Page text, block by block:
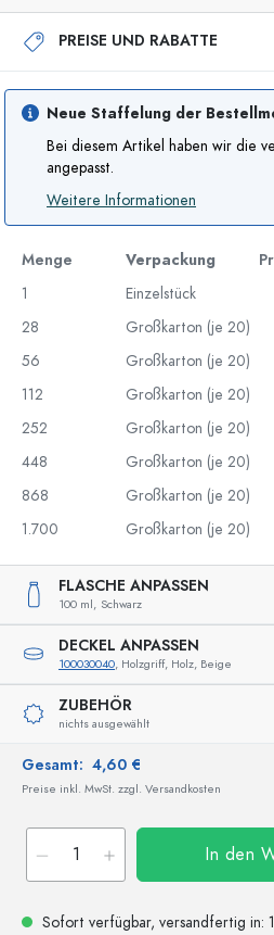
PREISE UND RABATTE
Neue Staffelung der
Bei diesem Artikel haben wir die
angepasst.
Weitere Informationen
Menge Verpackung
1
Einzelstück
28
Großkarton (je 20)
56
Großkarton (je 20)
112
Großkarton (je 20)
252
Großkarton (je 20)
448
Großkarton (je 20)
868
Großkarton (je 20)
1.700
Großkarton (je 20)
FLASCHE ANPASSEN
100 ml, Schwarz
DECKEL ANPASSEN
100030040, Holzgriff, Holz, Beige
ZUBEHÖR
nichts ausgewählt
Gesamt: 4,60 €
Preise inkl. MwSt. zzgl. Versandkosten
In den
Sofort verfügbar, versandfertig in: